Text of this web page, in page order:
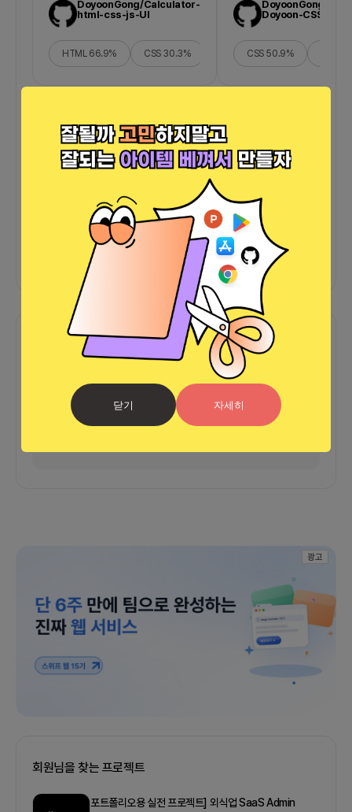
닫기 자세히
DoyoonGong/Calculator-
html-css-js-UI
HTML 66.9% CSS 30.3% JavaScript2.8%
DoyoonGong/
Doyoon-CSS
CSS 50.9%
함께한 사람들이 남긴 말
프로챗 0
광고
회원님을 찾는 프로젝트
포트폴리오용 실전 프로젝트] 외식업 SaaS Admin